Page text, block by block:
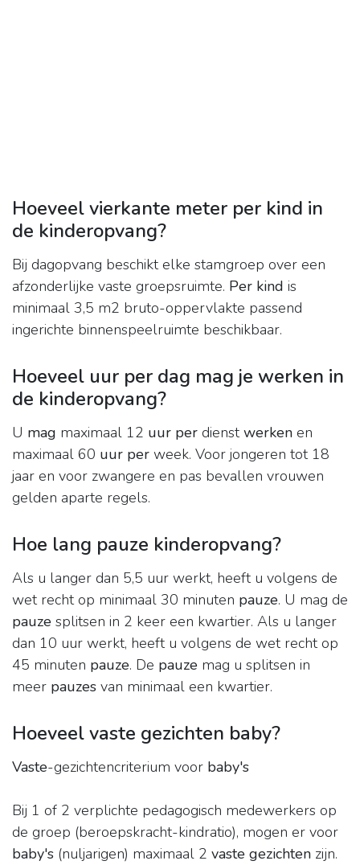
Hoeveel vierkante meter per kind in
de kinderopvang?
Bij dagopvang beschikt elke stamgroep over een
afzonderlijke vaste groepsruimte. Per kind is
minimaal 3,5 m2 bruto-oppervlakte passend
ingerichte binnenspeelruimte beschikbaar.
Hoeveel uur per dag mag je werken in
de kinderopvang?
U mag maximaal 12 uur per dienstwerken en
maximaal 60 uur per week. Voor jongeren tot 18
jaar en voor zwangere en pas bevallen vrouwen
gelden aparte regels.
Hoe lang pauze kinderopvang?
Als u langer dan 5,5 uur werkt, heeft u volgens de
wet recht op minimaal 30 minuten pauze. U mag de
pauze splitsen in 2 keer een kwartier. Als u langer
dan 10 uur werkt, heeft u volgens de wet recht op
45 minuten pauze. De pauze mag u splitsen in
meer pauzes van minimaal een kwartier.
Hoeveel vaste gezichten baby?
Vaste-gezichtencriterium voor baby's
Bij 1 of 2 verplichte pedagogisch medewerkers op
de groep (beroepskracht-kindratio), mogen er voor
baby's (nuljarigen) maximaal 2 vaste gezichten zijn.